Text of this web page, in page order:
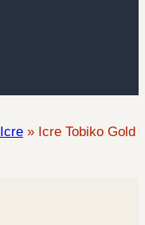
Icre » Icre Tobiko Gold